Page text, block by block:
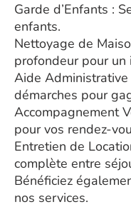
Garde d’Enfants :
enfants.
Nettoyage de
profondeur pour un
Aide
démarches pour
Accompagnement
pour vos rendez-
Entretien de
complète entre
Bénéficiez
nos services.